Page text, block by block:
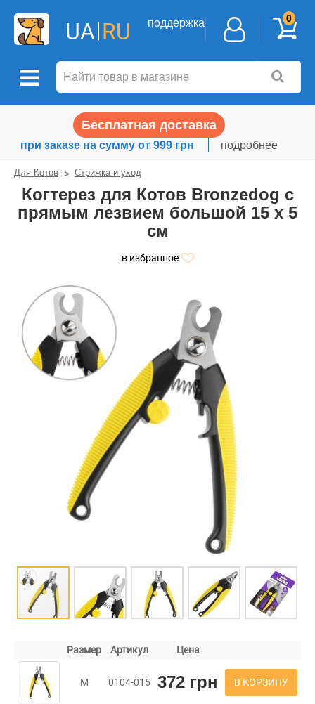
UA RU поддержка 0
Бесплатная доставка
при заказе на сумму от 999 грн подробнее
Для Котов Стрижка и уход
Когтерез для Котов Bronzedog с
прямым лезвием большой 15 х 5
см
в избранное
Размер Артикул Цена
M 0104-015 372 грн В КОРЗИНУ